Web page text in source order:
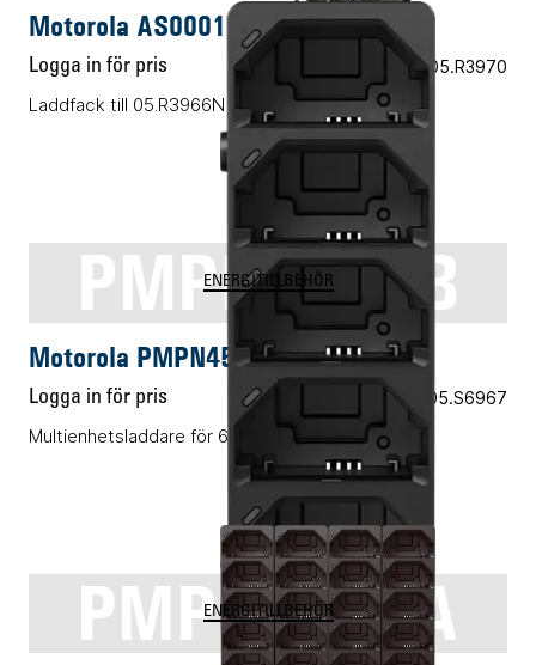
Motorola AS000123A01
Logga in för pris Vårt art.nr 05.R3970
Laddfack till 05.R3966N PMPN4402
PMPN4534B
ENERGITILLBEHÖR
Motorola PMPN4534B
Logga in för pris Vårt art.nr 05.S6967
Multienhetsladdare för 6 st batterier
PMPN4554A
ENERGITILLBEHÖR